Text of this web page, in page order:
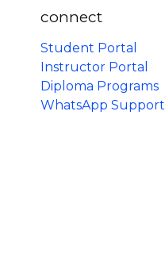
connect
Student Portal
Instructor Portal
Diploma Programs
WhatsApp Support